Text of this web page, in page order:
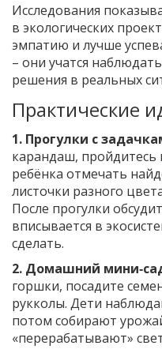
Исследования
в экологических
эмпатию и лучше
– они учатся
решения в реальных
Практические
1. Прогулки с
карандаш, пройдитесь
ребёнка отмечать
листочки разного
После прогулки
вписывается в
сделать.
2. Домашний
горшки, посадите
рукколы. Дети
потом собирают
«перерабатывают»